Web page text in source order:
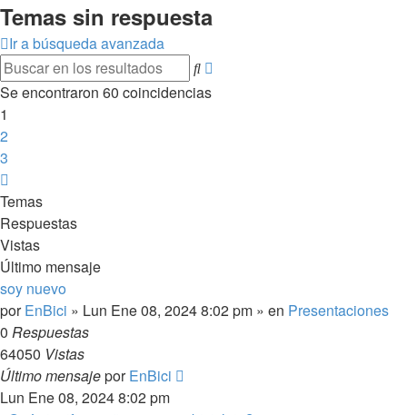
Temas sin respuesta
Ir a búsqueda avanzada
Buscar
Se encontraron 60 coincidencias
1
2
3
Temas
Respuestas
Vistas
Último mensaje
soy nuevo
porEnBici » Lun Ene 08, 2024 8:02 pm » en Presentaciones
0 Respuestas
64050 Vistas
Último mensajeporEnBici
Lun Ene 08, 2024 8:02 pm